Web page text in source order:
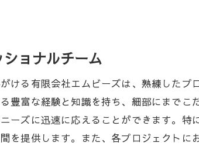
エムビーズの選ばれる理由を
ョナルチーム
ける有限会社エムビーズは、熟練した
豊富な経験と知識を持ち、細部にまで
ーズに迅速に応えることができます。
を提供します。また、各プロジェクト